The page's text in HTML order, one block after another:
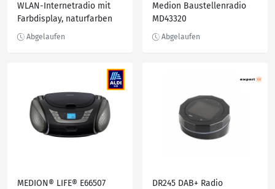
WLAN-Internetradio mit
Farbdisplay, naturfarben
Medion Baustellenradio
MD43320
MEDION® LIFE® E66507
DR245 DAB+ Radio